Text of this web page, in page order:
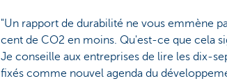
"Un rapport de durabilité ne vous emmène
cent de CO2 en moins. Qu'est-ce que cela
Je conseille aux entreprises de lire les dix-
fixés comme nouvel agenda du